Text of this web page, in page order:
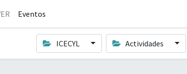
Eventos
ICECYL Actividades